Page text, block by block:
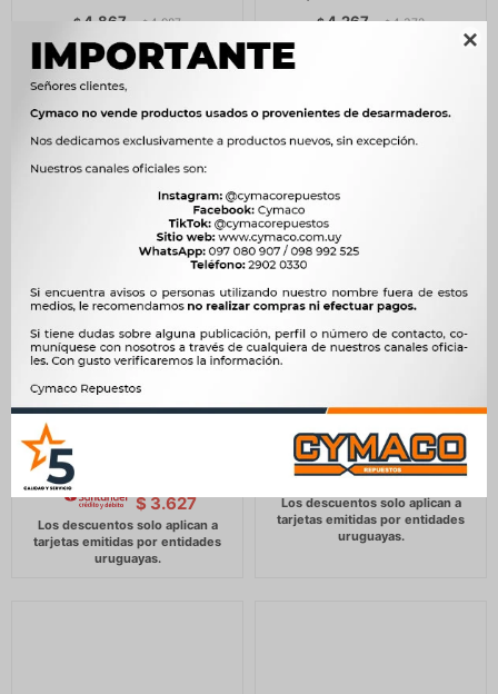

$ 4.867 $ 4.987
$4.137
$4.267 $ 4.372
WALL ESCAPE WINGLE 6 /
7 POER 2.0 TD -
$
$3.627
ARBOL DE LEVAS SUZUKI
$ 5.227 $ 5.355
$4.443